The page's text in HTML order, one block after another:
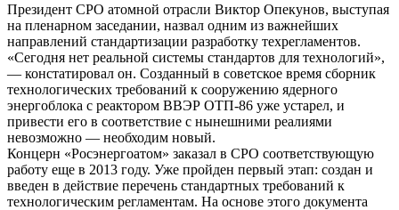
Президент СРО атомной отрасли Виктор Опекунов, выступая
на пленарном заседании, назвал одним из важнейших
направлений стандартизации разработку техрегламентов.
«Сегодня нет реальной системы стандартов для технологий»,
— констатировал он. Созданный в советское время сборник
технологических требований к сооружению ядерного
энергоблока с реактором ВВЭР ОТП-86 уже устарел, и
привести его в соответствие с нынешними реалиями
невозможно — необходим новый.
Концерн «Росэнергоатом» заказал в СРО соответствующую
работу еще в 2013 году. Уже пройден первый этап: создан и
введен в действие перечень стандартных требований к
технологическим регламентам. На основе этого документа